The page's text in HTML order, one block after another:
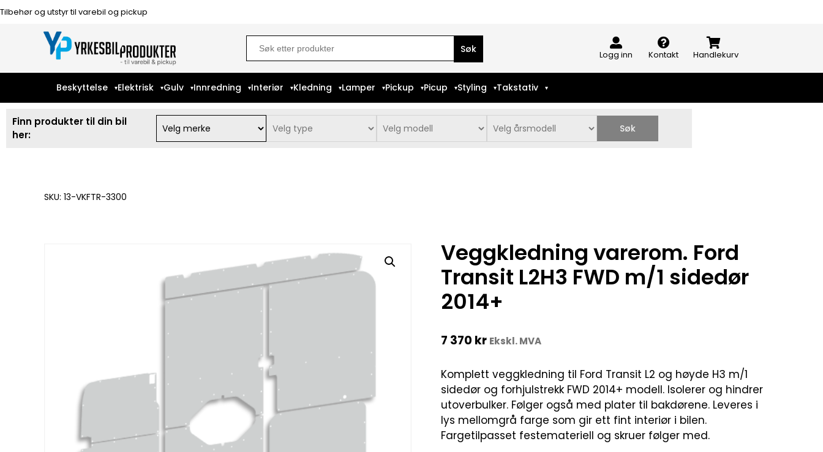
Tilbehør og utstyr til varebil og pickup
Search
for: Logg inn Kontakt Handlekurv
Beskyttelse Elektrisk Gulv Innredning Interiør Kledning Lamper Pickup Picup Styling Takstativ
Finn produkter til din bil
her:
Søk
SKU: 13-VKFTR-3300
Veggkledning varerom. Ford
Transit L2H3 FWD m/1 sidedør
2014+
7 370 kr Ekskl. MVA
Komplett veggkledning til Ford Transit L2 og høyde H3 m/1
sidedør og forhjulstrekk FWD 2014+ modell. Isolerer og hindrer
utoverbulker. Følger også med plater til bakdørene. Leveres i
lys mellomgrå farge som gir ett fint interiør i bilen.
Fargetilpasset festemateriell og skruer følger med.